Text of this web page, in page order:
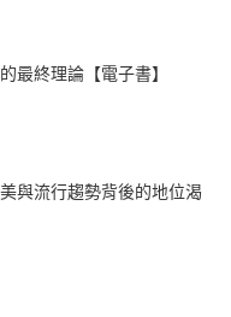
故事志工，本著為社會盡
的又饒富創意的演繹方
孩子喜愛的「說故事叔
了胖叔叔手上，總會場場
，超高人氣讓胖叔叔揚名
泰、韓、義、紐西蘭、越
夏銀川、杭州、北京、廣
的說故事聲音。
最終理論【電子書】
與流行趨勢背後的地位渴